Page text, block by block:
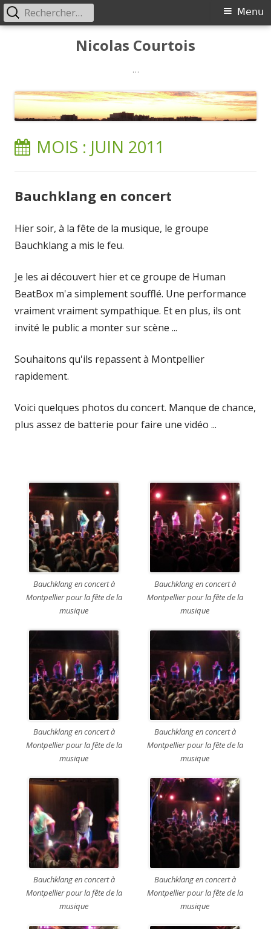
Nicolas Courtois
…
Menu
Menu
Rechercher :
MOIS : JUIN 2011
Bauchklang en concert
Hier soir, à la fête de la musique, le groupe
Bauchklang a mis le feu.
Je les ai découvert hier et ce groupe de Human
BeatBox m'a simplement soufflé. Une performance
vraiment vraiment sympathique. Et en plus, ils ont
invité le public a monter sur scène ...
Souhaitons qu'ils repassent à Montpellier
rapidement.
Voici quelques photos du concert. Manque de chance,
plus assez de batterie pour faire une vidéo ...
Bauchklang en concert à
Montpellier pour la fête de la
musique
Bauchklang en concert à
Montpellier pour la fête de la
musique
Bauchklang en concert à
Montpellier pour la fête de la
musique
Bauchklang en concert à
Montpellier pour la fête de la
musique
Bauchklang en concert à
Montpellier pour la fête de la
musique
Bauchklang en concert à
Montpellier pour la fête de la
musique